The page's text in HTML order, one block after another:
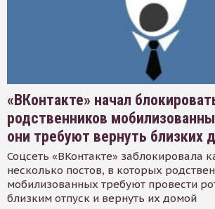
«ВКонтакте» начал
родственников
они требуют вернуть близких
Соцсеть «ВКонтакте» заблокировала
несколько постов, в которых
мобилизованных требуют провести
близким отпуск и вернуть их домой